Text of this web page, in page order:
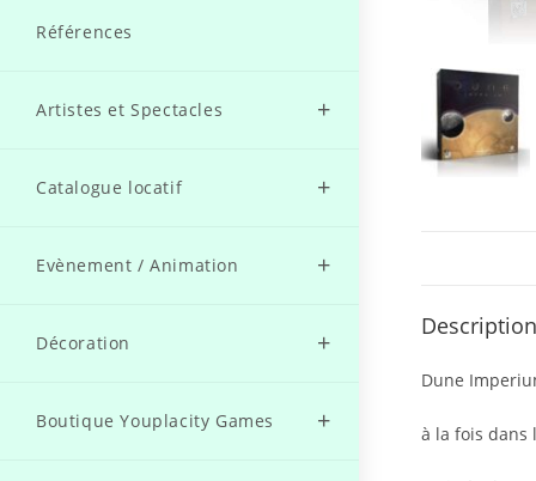
Références
Artistes et Spectacles
Catalogue locatif
Evènement / Animation
Décoration
Boutique Youplacity Games
Dune
à la fois dans